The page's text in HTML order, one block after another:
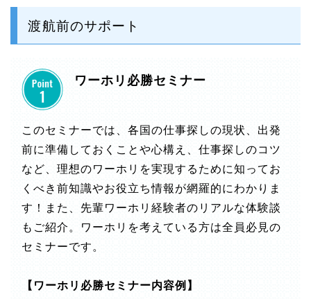
渡航前のサポート
ワーホリ必勝セミナー
このセミナーでは、各国の仕事探しの現状、出発
前に準備しておくことや心構え、仕事探しのコツ
など、理想のワーホリを実現するために知ってお
くべき前知識やお役立ち情報が網羅的にわかりま
す！また、先輩ワーホリ経験者のリアルな体験談
もご紹介。ワーホリを考えている方は全員必見の
セミナーです。
【ワーホリ必勝セミナー内容例】